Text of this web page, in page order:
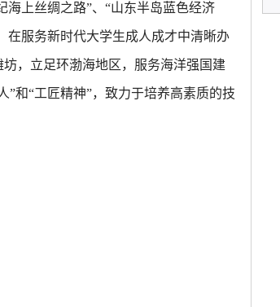
海上丝绸之路”、“山东半岛蓝色经济
在服务新时代大学生成人成才中清晰办
，立足环渤海地区，服务海洋强国建
和“工匠精神”，致力于培养高素质的技